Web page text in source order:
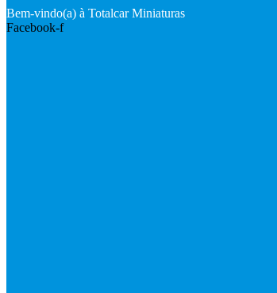
Bem-vindo(a) à Totalcar Miniaturas
Facebook-f